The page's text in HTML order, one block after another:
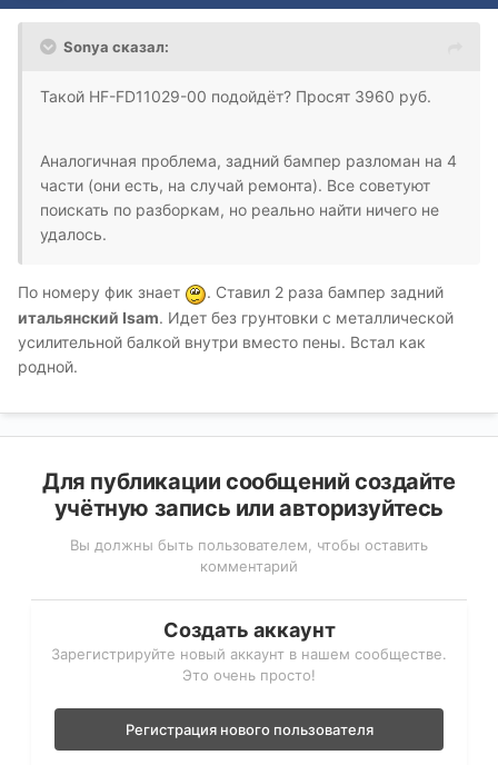
Sonya сказал:
Такой HF-FD11029-00 подойдёт? Просят 3960 руб.
Аналогичная проблема, задний бампер разломан на 4
части (они есть, на случай ремонта). Все советуют
поискать по разборкам, но реально найти ничего не
удалось.
По номеру фик знает
. Ставил 2 раза бампер задний
итальянский Isam. Идет без грунтовки с металлической
усилительной балкой внутри вместо пены. Встал как
родной.
Для публикации сообщений создайте
учётную запись или авторизуйтесь
Вы должны быть пользователем, чтобы оставить
комментарий
Создать аккаунт
Зарегистрируйте новый аккаунт в нашем сообществе.
Это очень просто!
Регистрация нового пользователя